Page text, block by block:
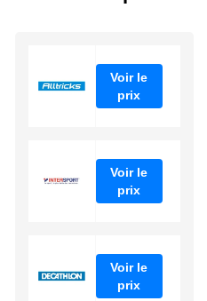
Voir le
prix
Voir le
prix
Voir le
prix